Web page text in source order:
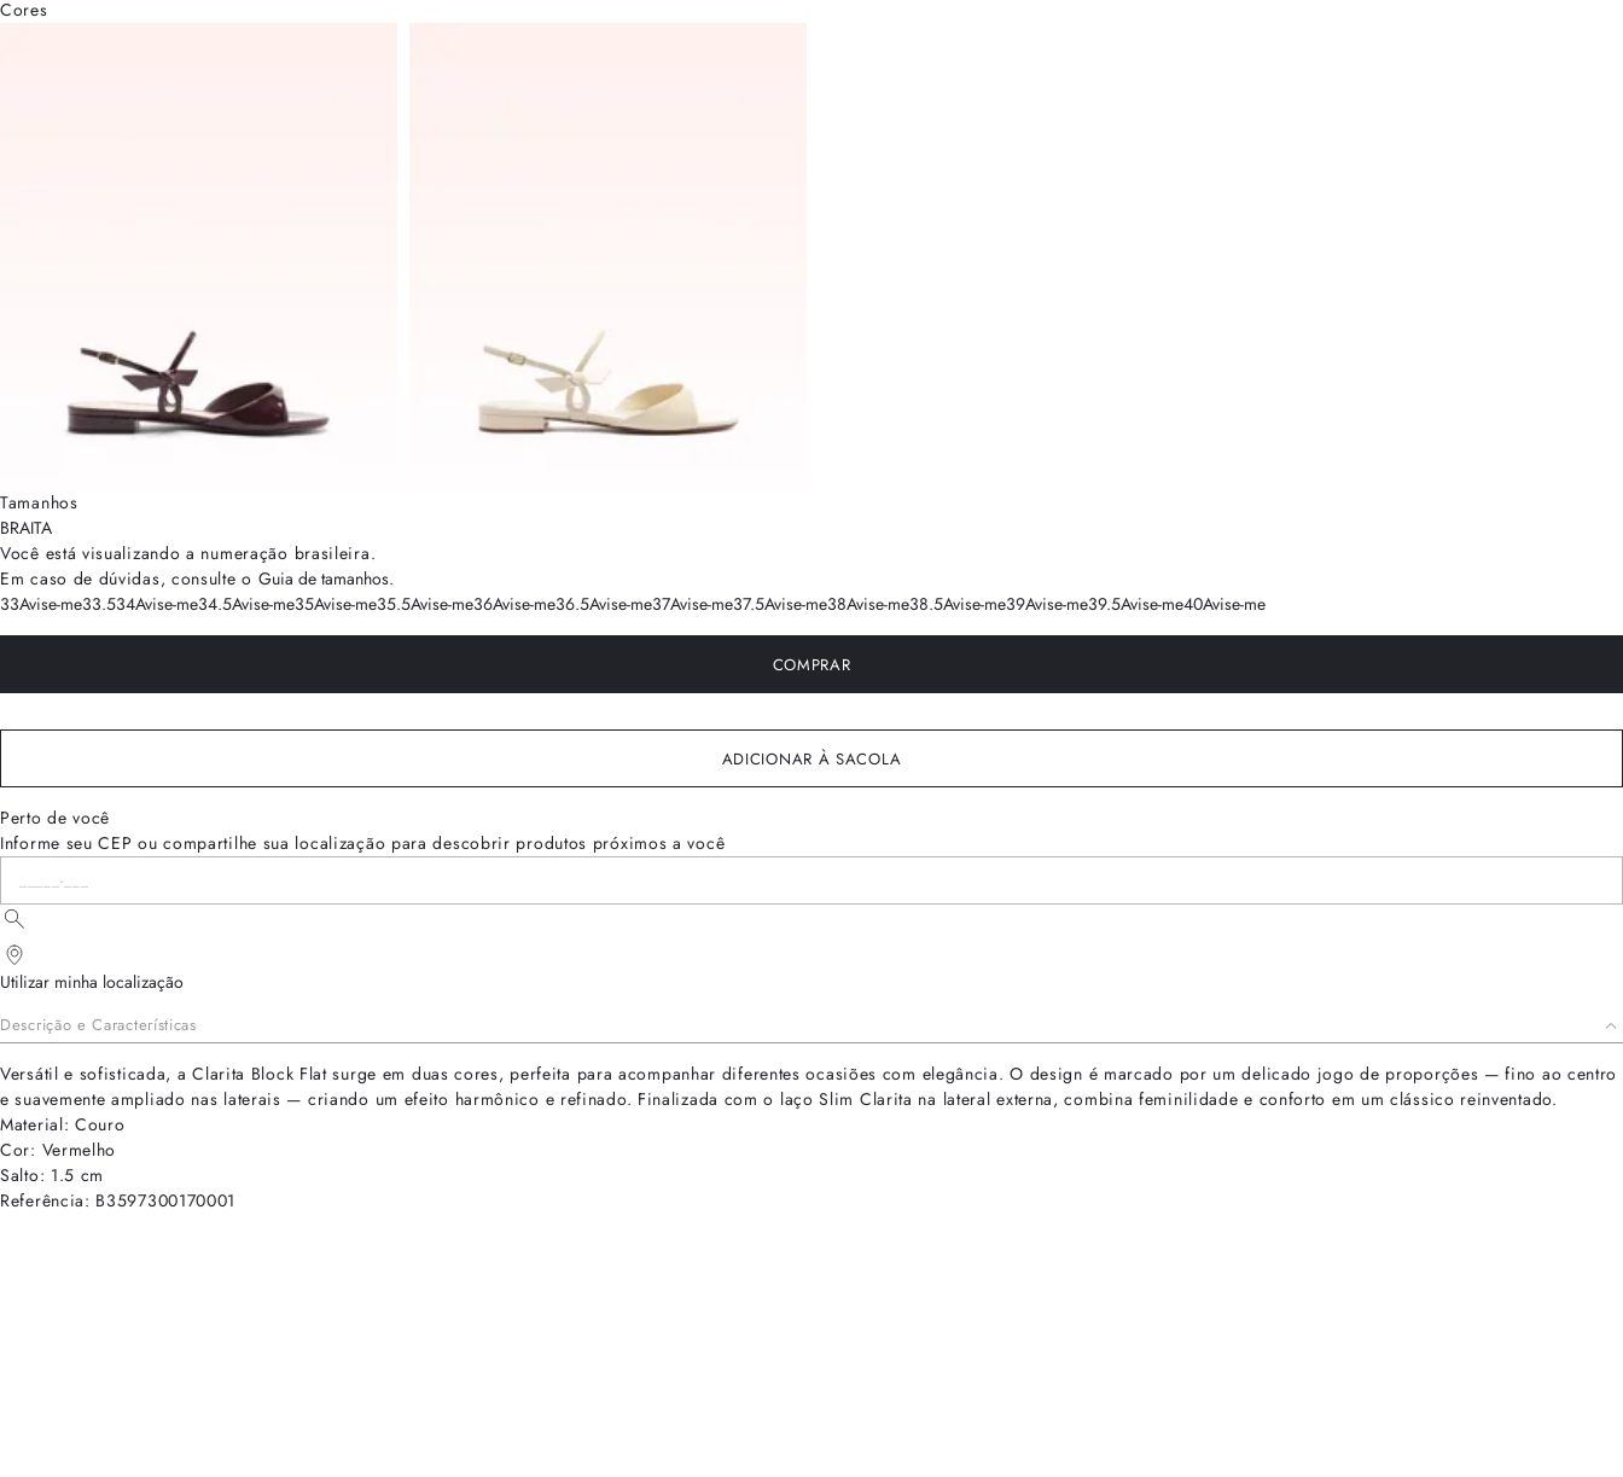
Cores
Tamanhos
BRAITA
Você está visualizando a numeração brasileira.
Em caso de dúvidas, consulte o Guia de tamanhos.
33Avise-me33.534Avise-me34.5Avise-me35Avise-me35.5Avise-me36Avise-me36.5Avise-me37Avise-me37.5Avise-me38Avise-me38.5Avise-me39Avise-me39.5Avise-me40Avise-me
COMPRAR
ADICIONAR À SACOLA
Perto de você
Informe seu CEP ou compartilhe sua localização para descobrir produtos próximos a você
Utilizar minha localização
Descrição e Características
Versátil e sofisticada, a Clarita Block Flat surge em duas cores, perfeita para acompanhar diferentes ocasiões com elegância. O design é marcado por um delicado jogo de proporções — fino ao centro
e suavemente ampliado nas laterais — criando um efeito harmônico e refinado. Finalizada com o laço Slim Clarita na lateral externa, combina feminilidade e conforto em um clássico reinventado.
Material: Couro
Cor: Vermelho
Salto: 1.5 cm
Referência: B3597300170001